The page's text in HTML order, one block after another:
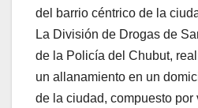
del barrio céntrico de la
La División de Drogas de
de la Policía del Chubut,
un allanamiento en un
de la ciudad, compuesto por